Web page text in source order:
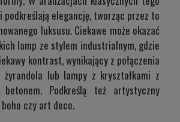
podkreślają elegancję, tworząc przez to
luksusu. Ciekawe może okazać
lamp ze stylem industrialnym, gdzie
kontrast, wynikający z połączenia
żyrandola lub lampy z kryształkami z
Podkreślą też artystyczny
czy art deco.